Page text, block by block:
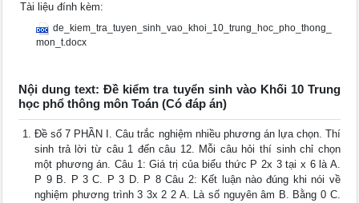
Tài liệu đính kèm:
de_kiem_tra_tuyen_sinh_vao_khoi_10_trung_hoc_pho_thong_
mon_t.docx
Nội dung text: Đề kiểm tra tuyển sinh vào Khối 10 Trung
học phổ thông môn Toán (Có đáp án)
Đề số 7 PHẦN I. Câu trắc nghiệm nhiều phương án lựa chọn. Thí
sinh trả lời từ câu 1 đến câu 12. Mỗi câu hỏi thí sinh chỉ chọn
một phương án. Câu 1: Giá trị của biểu thức P 2x 3 tại x 6 là A.
P 9 B. P 3 C. P 3 D. P 8 Câu 2: Kết luận nào đúng khi nói về
nghiệm phương trình 3 3x 2 2 A. Là số nguyên âm B. Bằng 0 C.